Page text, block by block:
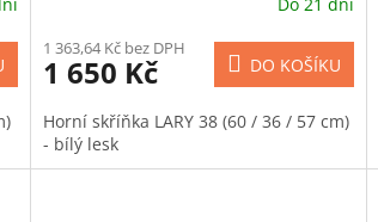
1 363,64 Kč bez DPH
1 650 Kč DO KOŠÍKU
Horní skříňka LARY 38 (60 / 36 / 57 cm)
- bílý lesk